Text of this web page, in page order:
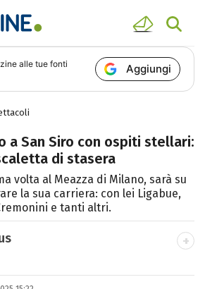
alle tue fonti
Aggiungi
a San Siro con ospiti stellari:
di stasera
volta al Meazza di Milano, sarà su
la sua carriera: con lei Ligabue,
e tanti altri.
non possono mancare, il